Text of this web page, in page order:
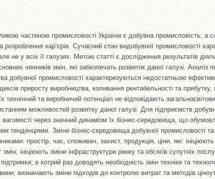
частиною промисловості України є добувна промисловість, а
розроблення кар’єрів. Сучасний стан видобувної промисловості
не у всіх її галузях. Метою статті є дослідження результатів
чинників змін, які забезпечать розвиток даної галузі. Аналіз
добувної промисловості характеризуються недостатньою
приросту виробництва, коливання рентабельності та
технічний та виробничий потенціал не відповідають
можливостей розвитку даної галузі. Для підприємств
вагомості через значний динамізм їх бізнес-середовища, що
тенденціями. Зміни бізнес-середовища добувної промисловості та
простір, час, споживач, захист, продукція, ціни, які:
ініціюють зміни інфраструктури ринку та обсягів супутніх
в котрий раз доводять необхідність змін техніки та
визначають зміни підходів до контролю витрат та методів